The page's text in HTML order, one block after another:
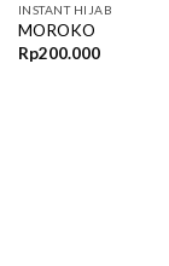
INSTANT HIJAB
MOROKO
Rp200.000